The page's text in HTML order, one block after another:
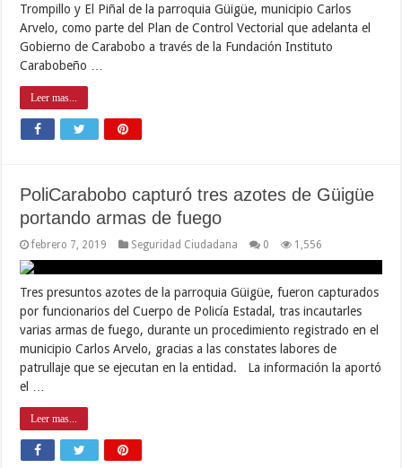
Trompillo y El Piñal de la parroquia Güigüe, municipio Carlos
Arvelo, como parte del Plan de Control Vectorial que adelanta el
Gobierno de Carabobo a través de la Fundación Instituto
Carabobeño …
Leer mas...
PoliCarabobo capturó tres azotes de Güigüe
portando armas de fuego
febrero 7, 2019 Seguridad Ciudadana 0 1,556
Tres presuntos azotes de la parroquia Güigüe, fueron capturados
por funcionarios del Cuerpo de Policía Estadal, tras incautarles
varias armas de fuego, durante un procedimiento registrado en el
municipio Carlos Arvelo, gracias a las constates labores de
patrullaje que se ejecutan en la entidad. La información la aportó
el …
Leer mas...